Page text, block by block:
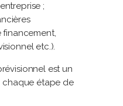
;
financement,
etc.).
est un
chaque étape de